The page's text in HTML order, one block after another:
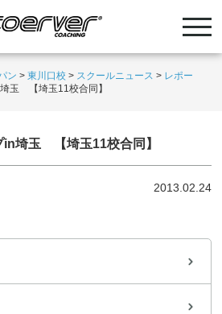
ン >東川口校 > スクールニュース > レポー
玉 【埼玉11校合同】
in埼玉 【埼玉11校合同】
2013.02.24